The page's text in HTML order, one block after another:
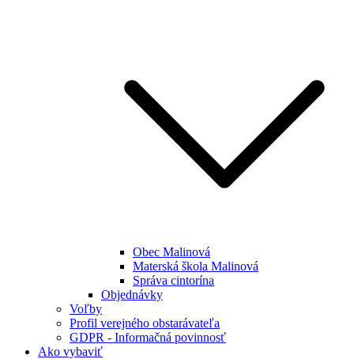
Obec Malinová
Materská škola Malinová
Správa cintorína
Objednávky
Voľby
Profil verejného obstarávateľa
GDPR - Informačná povinnosť
Ako vybaviť